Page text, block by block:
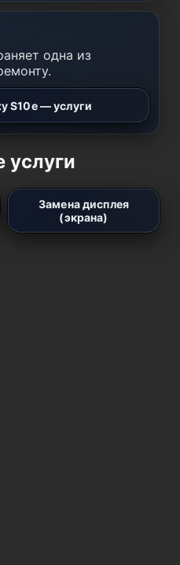
одна из
S10e — услуги
Замена дисплея
(экрана)